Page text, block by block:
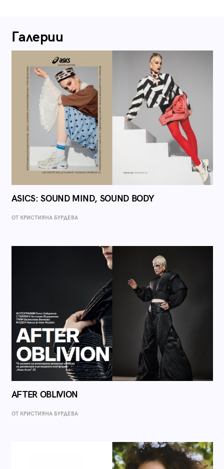
Галерии
ASICS: SOUND MIND, SOUND BODY
ОТ КРИСТИЯНА БУРДЕВА
AFTER OBLIVION
ОТ КРИСТИЯНА БУРДЕВА